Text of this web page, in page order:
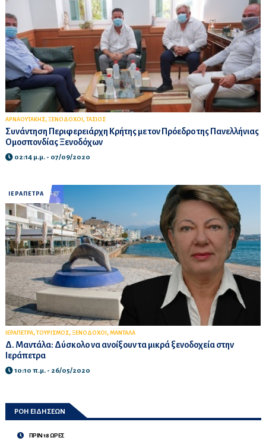
ΑΡΝΑΟΥΤΑΚΗΣ, ΞΕΝΟΔΟΧΟΙ , ΤΑΣΙΟΣ
Συνάντηση Περιφερειάρχη Κρήτης με τον Πρόεδρο της Πανελλήνιας
Ομοσπονδίας Ξενοδόχων
02:14 μ.μ. - 07/09/2020
ΙΕΡΑΠΕΤΡΑ
ΙΕΡΑΠΕΤΡΑ, ΤΟΥΡΙΣΜΟΣ, ΞΕΝΟΔΟΧΟΙ , ΜΑΝΤΑΛΑ
Δ. Μαντάλα: Δύσκολο να ανοίξουν τα μικρά ξενοδοχεία στην
Ιεράπετρα
10:10 π.μ. - 26/05/2020
ΡΟΗ ΕΙΔΗΣΕΩΝ
ΠΡΙΝ 18 ΩΡΕΣ